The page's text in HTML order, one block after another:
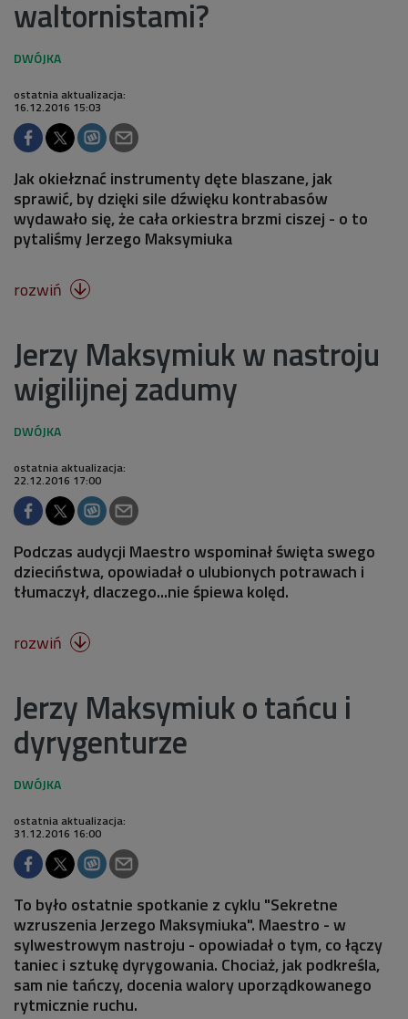
waltornistami?
ostatnia aktualizacja:
16.12.2016 15:03
Jak okiełznać instrumenty dęte blaszane, jak
sprawić, by dzięki sile dźwięku kontrabasów
wydawało się, że cała orkiestra brzmi ciszej - o to
pytaliśmy Jerzego Maksymiuka
rozwiń 
Jerzy Maksymiuk w nastroju
wigilijnej zadumy
ostatnia aktualizacja:
22.12.2016 17:00
Podczas audycji Maestro wspominał święta swego
dzieciństwa, opowiadał o ulubionych potrawach i
tłumaczył, dlaczego...nie śpiewa kolęd.
rozwiń 
Jerzy Maksymiuk o tańcu i
dyrygenturze
ostatnia aktualizacja:
31.12.2016 16:00
To było ostatnie spotkanie z cyklu "Sekretne
wzruszenia Jerzego Maksymiuka". Maestro - w
sylwestrowym nastroju - opowiadał o tym, co łączy
taniec i sztukę dyrygowania. Chociaż, jak podkreśla,
sam nie tańczy, docenia walory uporządkowanego
rytmicznie ruchu.